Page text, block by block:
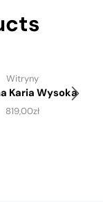
Witryny
Karia Wysoka
819,00zł